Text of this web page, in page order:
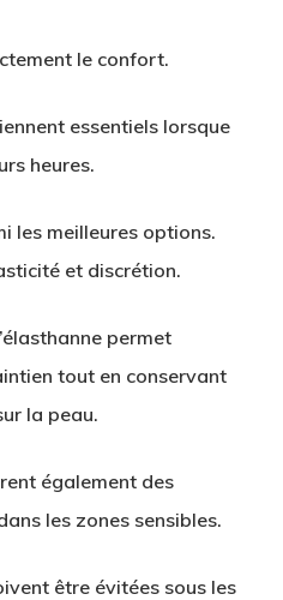
le confort.
essentiels lorsque
heures.
les meilleures options.
et discrétion.
permet
tout en conservant
la peau.
également des
les zones sensibles.
être évitées sous les